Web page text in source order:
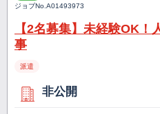
ジョブNo.A01493973
【2名募集】未経験OK
事
派遣
非公開